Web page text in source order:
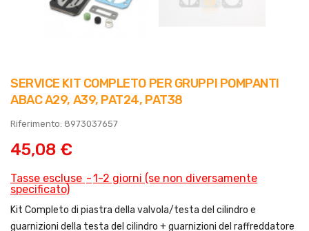
SERVICE KIT COMPLETO PER GRUPPI POMPANTI
ABAC A29, A39, PAT24, PAT38
Riferimento: 8973037657
45,08 €
Tasse escluse
1-2 giorni (se non diversamente
specificato)
Kit Completo di piastra della valvola/testa del cilindro e
guarnizioni della testa del cilindro + guarnizioni del raffreddatore